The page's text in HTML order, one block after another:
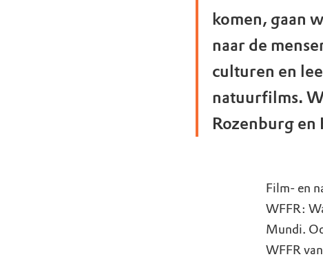
komen, gaan
naar de
culturen en
natuurfilms.
Rozenburg
Film- en
WFFR:
Mundi.
WFFR